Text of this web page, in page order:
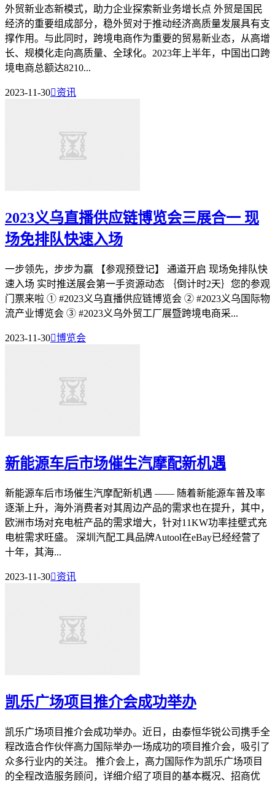
外贸新业态新模式，助力企业探索新业务增长点 外贸是国民
经济的重要组成部分，稳外贸对于推动经济高质量发展具有支
撑作用。与此同时，跨境电商作为重要的贸易新业态，从高增
长、规模化走向高质量、全球化。2023年上半年，中国出口跨
境电商总额达8210...
2023-11-30资讯
2023义乌直播供应链博览会三展合一 现
场免排队快速入场
一步领先，步步为赢 【参观预登记】 通道开启 现场免排队快
速入场 实时推送展会第一手资源动态 ｛倒计时2天｝您的参观
门票来啦 ① #2023义乌直播供应链博览会 ② #2023义乌国际物
流产业博览会 ③ #2023义乌外贸工厂展暨跨境电商采...
2023-11-30博览会
新能源车后市场催生汽摩配新机遇
新能源车后市场催生汽摩配新机遇 —— 随着新能源车普及率
逐渐上升，海外消费者对其周边产品的需求也在提升，其中，
欧洲市场对充电桩产品的需求增大，针对11KW功率挂壁式充
电桩需求旺盛。 深圳汽配工具品牌Autool在eBay已经经营了
十年，其海...
2023-11-30资讯
凯乐广场项目推介会成功举办
凯乐广场项目推介会成功举办。近日，由泰恒华锐公司携手全
程改造合作伙伴高力国际举办一场成功的项目推介会，吸引了
众多行业内的关注。 推介会上，高力国际作为凯乐广场项目
的全程改造服务顾问，详细介绍了项目的基本概况、招商优